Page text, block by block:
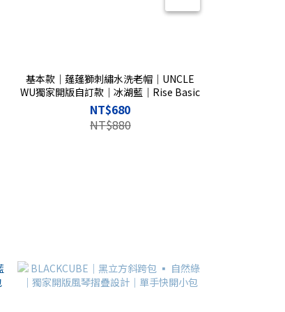
基本款｜蓬蓬獅刺繡水洗老帽｜UNCLE
WU獨家開版自訂款｜冰湖藍｜Rise Basic
NT$680
NT$880